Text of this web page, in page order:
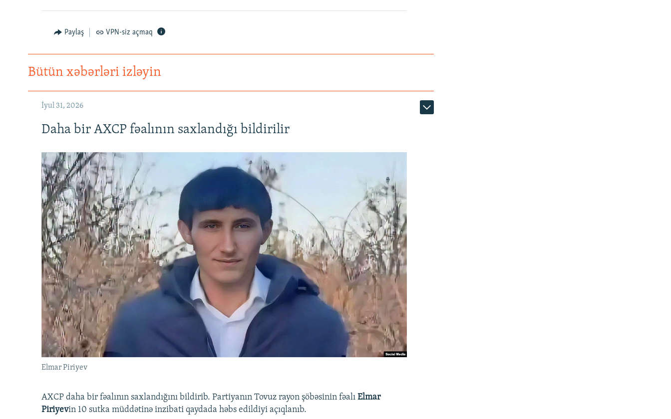
Paylaş VPN-siz açmaq
Bütün xəbərləri izləyin
İyul 31, 2026
Daha bir AXCP fəalının saxlandığı bildirilir
Elmar Piriyev
AXCP daha bir fəalının saxlandığını bildirib. Partiyanın Tovuz rayon şöbəsinin fəalı Elmar
Piriyevin 10 sutka müddətinə inzibati qaydada həbs edildiyi açıqlanıb.